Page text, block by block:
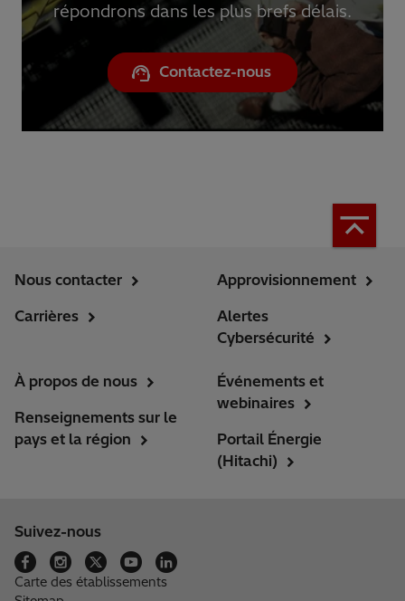
répondrons dans les plus brefs délais.
Contactez-nous
Nous contacter
Carrières
Approvisionnement
Alertes
Cybersécurité
À propos de nous
Renseignements sur le
pays et la région
Événements et
webinaires
Portail Énergie
(Hitachi)
Suivez-nous
Carte des établissements